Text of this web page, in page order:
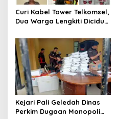
Curi Kabel Tower Telkomsel,
Dua Warga Lengkiti Diciduk
Kejari Pali Geledah Dinas
Perkim Dugaan Monopoli